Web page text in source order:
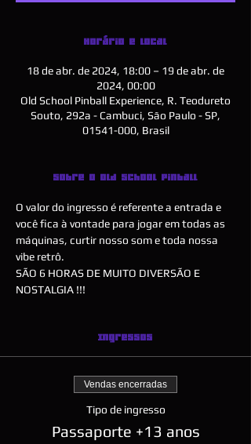
Horário e local
18 de abr. de 2024, 18:00 – 19 de abr. de
2024, 00:00
Old School Pinball Experience, R. Teodureto
Souto, 292a - Cambuci, São Paulo - SP,
01541-000, Brasil
Sobre o Old School Pinball
O valor do ingresso é referente a entrada e
você fica à vontade para jogar em todas as
máquinas, curtir nosso som e toda nossa
vibe retrô.
SÃO 6 HORAS DE MUITO DIVERSÃO E
NOSTALGIA !!!
Ingressos
Vendas encerradas
Tipo de ingresso
Passaporte +13 anos